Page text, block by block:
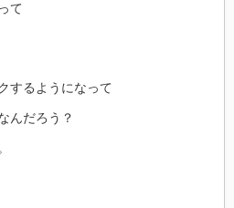
て
するようになって
んだろう？